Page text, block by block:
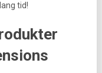
tid!